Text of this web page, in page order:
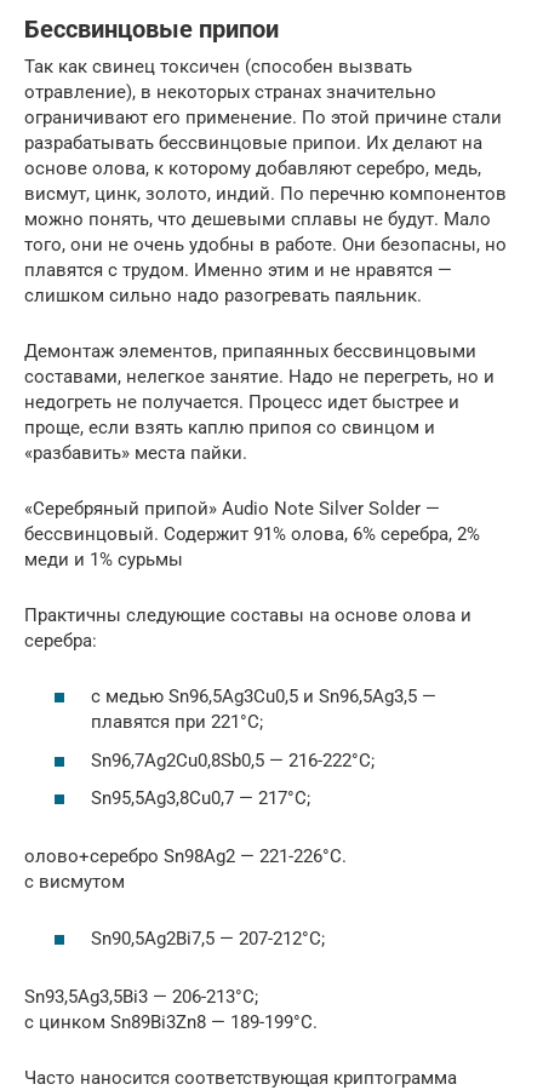
Бессвинцовые припои
Так как свинец токсичен (способен вызвать
отравление), в некоторых странах значительно
ограничивают его применение. По этой причине стали
разрабатывать бессвинцовые припои. Их делают на
основе олова, к которому добавляют серебро, медь,
висмут, цинк, золото, индий. По перечню компонентов
можно понять, что дешевыми сплавы не будут. Мало
того, они не очень удобны в работе. Они безопасны, но
плавятся с трудом. Именно этим и не нравятся —
слишком сильно надо разогревать паяльник.
Демонтаж элементов, припаянных бессвинцовыми
составами, нелегкое занятие. Надо не перегреть, но и
недогреть не получается. Процесс идет быстрее и
проще, если взять каплю припоя со свинцом и
«разбавить» места пайки.
«Серебряный припой» Audio Note Silver Solder —
бессвинцовый. Содержит 91% олова, 6% серебра, 2%
меди и 1% сурьмы
Практичны следующие составы на основе олова и
серебра:
с медью Sn96,5Ag3Cu0,5 и Sn96,5Ag3,5 —
плавятся при 221°C;
Sn96,7Ag2Cu0,8Sb0,5 — 216-222°С;
Sn95,5Ag3,8Cu0,7 — 217°C;
олово+серебро Sn98Ag2 — 221-226°C.
с висмутом
Sn90,5Ag2Bi7,5 — 207-212°C;
Sn93,5Ag3,5Bi3 — 206-213°C;
с цинком Sn89Bi3Zn8 — 189-199°C.
Часто наносится соответствующая криптограмма